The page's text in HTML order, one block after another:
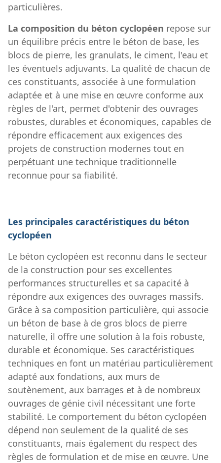
particulières.
La composition du béton cyclopéen repose sur
un équilibre précis entre le béton de base, les
blocs de pierre, les granulats, le ciment, l'eau et
les éventuels adjuvants. La qualité de chacun de
ces constituants, associée à une formulation
adaptée et à une mise en œuvre conforme aux
règles de l'art, permet d'obtenir des ouvrages
robustes, durables et économiques, capables de
répondre efficacement aux exigences des
projets de construction modernes tout en
perpétuant une technique traditionnelle
reconnue pour sa fiabilité.
Les principales caractéristiques du béton
cyclopéen
Le béton cyclopéen est reconnu dans le secteur
de la construction pour ses excellentes
performances structurelles et sa capacité à
répondre aux exigences des ouvrages massifs.
Grâce à sa composition particulière, qui associe
un béton de base à de gros blocs de pierre
naturelle, il offre une solution à la fois robuste,
durable et économique. Ses caractéristiques
techniques en font un matériau particulièrement
adapté aux fondations, aux murs de
soutènement, aux barrages et à de nombreux
ouvrages de génie civil nécessitant une forte
stabilité. Le comportement du béton cyclopéen
dépend non seulement de la qualité de ses
constituants, mais également du respect des
règles de formulation et de mise en œuvre. Une